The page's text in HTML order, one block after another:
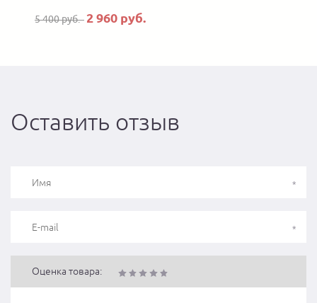
5 400 руб. 2 960 руб.
Оставить отзыв
Оценка товара: